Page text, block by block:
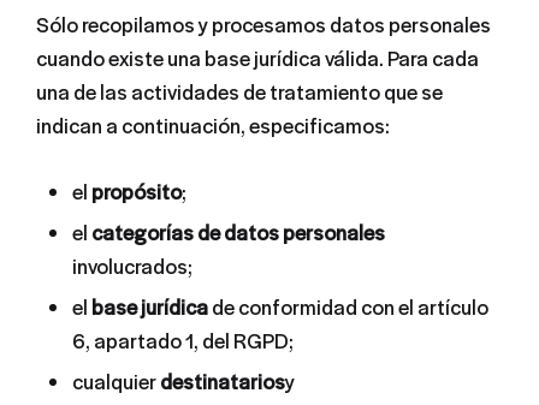
Sólo recopilamos y procesamos datos personales
cuando existe una base jurídica válida. Para cada
una de las actividades de tratamiento que se
indican a continuación, especificamos:
el propósito;
el categorías de datos personales
involucrados;
el base jurídicade conformidad con el artículo
6, apartado 1, del RGPD;
cualquierdestinatariosy